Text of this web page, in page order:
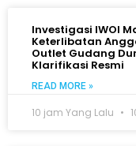
Investigasi IWOI
Keterlibatan
Outlet Gudang
Klarifikasi Resmi
READ MORE »
10 jam Yang Lalu